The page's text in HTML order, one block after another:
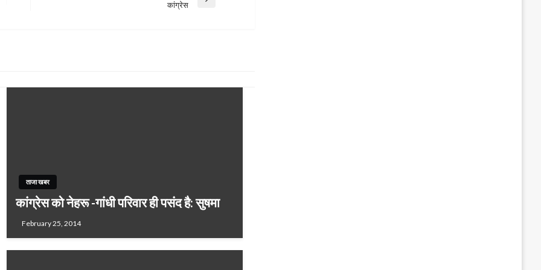
कांग्रेस
ताजा खबर
कांग्रेस को नेहरू -गांधी परिवार ही पसंद है: सुषमा
February 25, 2014